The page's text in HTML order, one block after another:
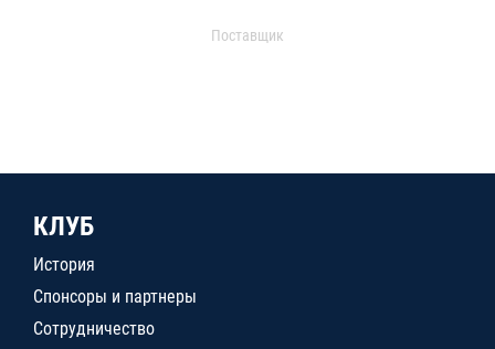
Поставщик
КЛУБ
История
Спонсоры и партнеры
Сотрудничество